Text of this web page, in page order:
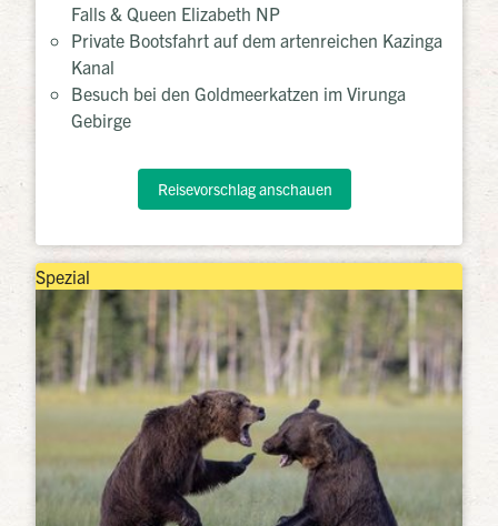
Falls & Queen Elizabeth NP
Private Bootsfahrt auf dem artenreichen Kazinga
Kanal
Besuch bei den Goldmeerkatzen im Virunga
Gebirge
Reisevorschlag anschauen
Spezial